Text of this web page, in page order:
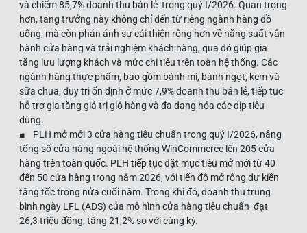
và chiếm 85,7% doanh thu bán lẻ trong quý I/2026. Quan trọng
hơn, tăng trưởng này không chỉ đến từ riêng ngành hàng đồ
uống, mà còn phản ánh sự cải thiện rộng hơn về năng suất vận
hành cửa hàng và trải nghiệm khách hàng, qua đó giúp gia
tăng lưu lượng khách và mức chi tiêu trên toàn hệ thống. Các
ngành hàng thực phẩm, bao gồm bánh mì, bánh ngọt, kem và
sữa chua, duy trì ổn định ở mức 7,9% doanh thu bán lẻ, tiếp tục
hỗ trợ gia tăng giá trị giỏ hàng và đa dạng hóa các dịp tiêu
dùng.
■ PLH mở mới 3 cửa hàng tiêu chuẩn trong quý I/2026, nâng
tổng số cửa hàng ngoài hệ thống WinCommerce lên 205 cửa
hàng trên toàn quốc. PLH tiếp tục đặt mục tiêu mở mới từ 40
đến 50 cửa hàng trong năm 2026, với tiến độ mở rộng dự kiến
tăng tốc trong nửa cuối năm. Trong khi đó, doanh thu trung
bình ngày LFL (ADS) của mô hình cửa hàng tiêu chuẩn đạt
26,3 triệu đồng, tăng 21,2% so với cùng kỳ.